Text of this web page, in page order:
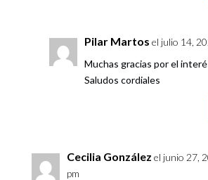
Pilar Martos el julio 14,
Muchas gracias por el
Saludos cordiales
Cecilia González el junio 27,
pm